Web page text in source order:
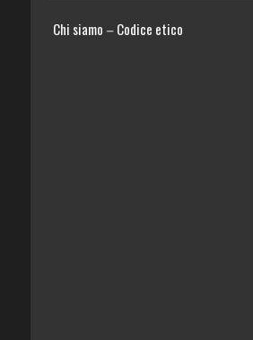
Chi siamo – Codice etico